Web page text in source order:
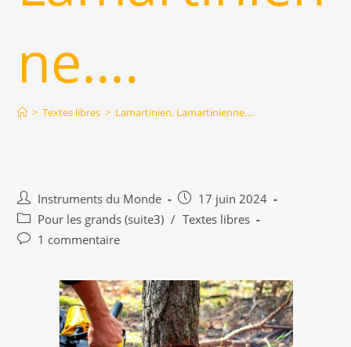
ne….
> Textes libres > Lamartinien, Lamartinienne….
Auteur/autrice
de
la
publication :
Instruments du Monde
Publication
publiée :
17 juin 2024
Post
category:
Pour les grands (suite3) / Textes libres
Commentaires
publication :
1 commentaire